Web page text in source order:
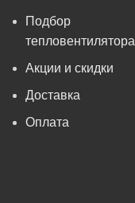
Подбор
тепловентилятора
Акции и скидки
Доставка
Оплата